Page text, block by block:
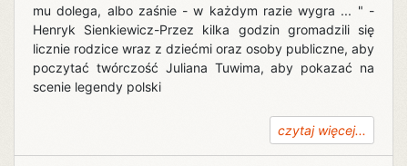
mu dolega, albo zaśnie - w każdym razie wygra ... " -
Henryk Sienkiewicz-Przez kilka godzin gromadzili się
licznie rodzice wraz z dziećmi oraz osoby publiczne, aby
poczytać twórczość Juliana Tuwima, aby pokazać na
scenie legendy polski
czytaj więcej...